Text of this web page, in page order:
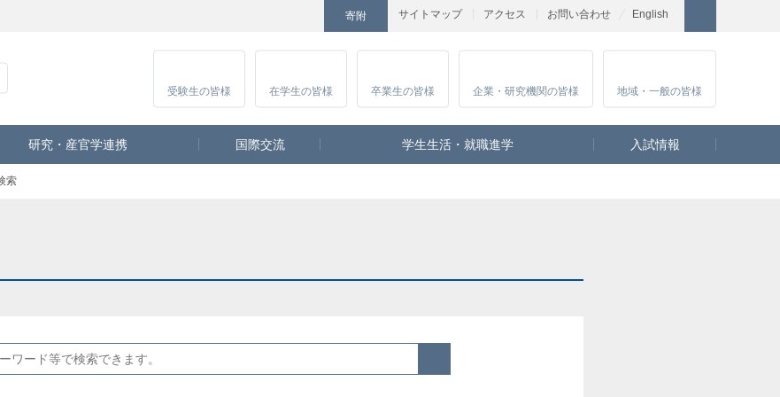
サイトマップ アクセス お問い合わせ
寄附 English
Instagram
受験生の皆様 在学生の皆様 卒業生の皆様 企業・研究機関の皆様 地域・一般の皆様
研究・産官学連携 国際交流 学生生活・就職進学 入試情報
索